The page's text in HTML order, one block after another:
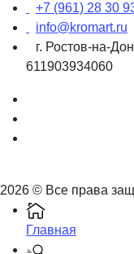
+7 (961) 28 30
info@kromart.ru
г. Ростов-на-
611903934060
2026 © Все права
Главная